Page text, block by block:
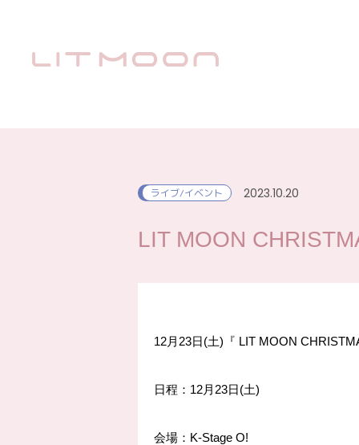
ライブ/イベント 2023.10.20
LIT MOON
12月23日(土)『 LIT MOON
日程：12月23日(土)
会場：K-Stage O!